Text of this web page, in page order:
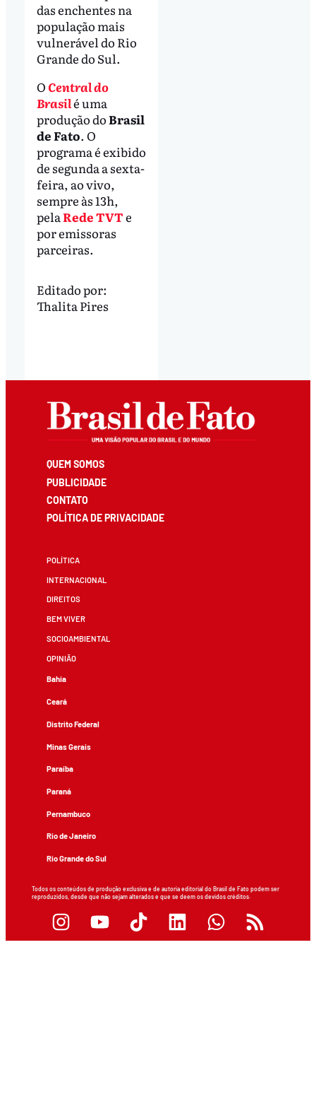
das enchentes na
população mais
vulnerável do Rio
Grande do Sul.
OCentral do
Brasilé uma
produção doBrasil
de Fato. O
programa é exibido
de segunda a sexta-
feira, ao vivo,
sempre às 13h,
pelaRede TVTe
por emissoras
parceiras.
Editado por:
Thalita Pires
QUEM SOMOS
PUBLICIDADE
CONTATO
POLÍTICA DE PRIVACIDADE
POLÍTICA
INTERNACIONAL
DIREITOS
BEM VIVER
SOCIOAMBIENTAL
OPINIÃO
Bahia
Ceará
Distrito Federal
Minas Gerais
Paraíba
Paraná
Pernambuco
Rio de Janeiro
Rio Grande do Sul
Todos os conteúdos de produção exclusiva e de autoria editorial do Brasil de Fato podem ser
reproduzidos, desde que não sejam alterados e que se deem os devidos créditos.